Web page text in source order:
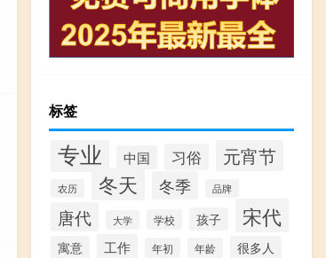
标签
专业 中国 习俗 元宵节
农历 冬天 冬季 品牌
唐代 大学 学校 孩子 宋代
寓意 工作 年初 年龄 很多人